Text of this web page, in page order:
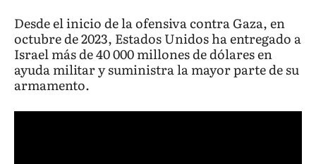
Desde el inicio de la ofensiva contra Gaza, en
octubre de 2023, Estados Unidos ha entregado a
Israel más de 40 000 millones de dólares en
ayuda militar y suministra la mayor parte de su
armamento.